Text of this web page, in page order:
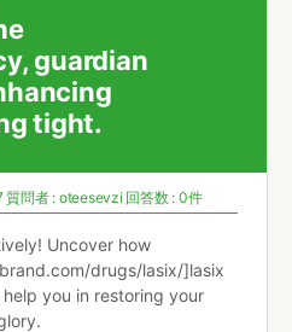
guardian
tight.
質問者 : oteesevzi 回答数 : 0件
Uncover how
drugs/lasix/]lasix
you in restoring your